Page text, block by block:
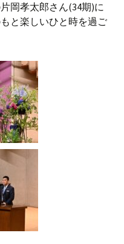
岡孝太郎さん(34期)に
と楽しいひと時を過ご